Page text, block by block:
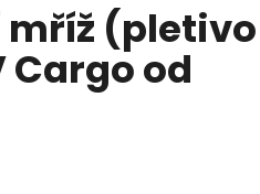
(pletivo
od